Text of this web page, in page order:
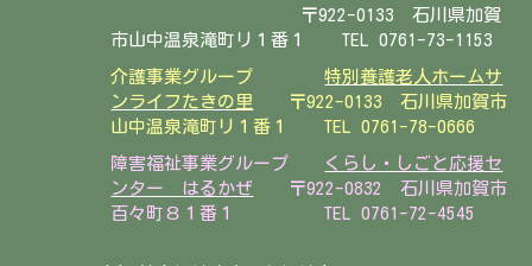
〒922-0133 石川県加賀
市山中温泉滝町リ１番１ TEL 0761-73-1153
介護事業グループ特別養護老人ホームサ
ンライフたきの里
〒922-0133 石川県加賀市
山中温泉滝町リ１番１
TEL 0761-78-0666
障害福祉事業グループ
くらし・しごと応援セ
ンター はるかぜ 〒922-0832 石川県加賀市
百々町８１番１ TEL 0761-72-4545